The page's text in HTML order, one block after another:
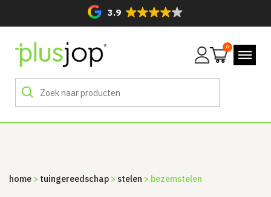
3.9
Mijn
0
home > tuingereedschap > stelen > bezemstelen